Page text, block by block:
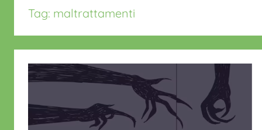
Tag: maltrattamenti